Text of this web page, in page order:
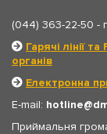
(044) 363-22-50 -
Гарячі лінії
органів
Електронна
E-mail: hotline
Приймальня